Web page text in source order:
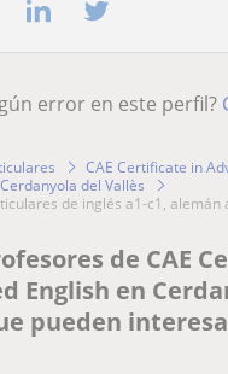
error en este perfil?
CAE Certificate in
Cerdanyola del Vallès
de inglés a1-c1, alemán
de CAE
English en
pueden